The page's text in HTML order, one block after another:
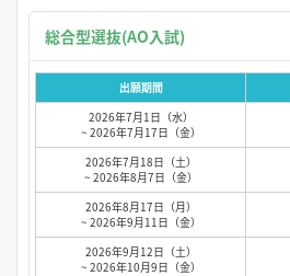
出願期間
2026年7月1日（水）
~ 2026年7月17日（金）
2026年7月18日（土）
~ 2026年8月7日（金）
2026年8月17日（月）
~ 2026年9月11日（金）
2026年9月12日（土）
~ 2026年10月9日（金）